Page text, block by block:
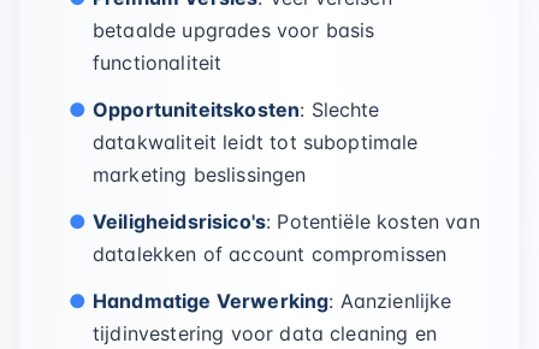
betaalde upgrades voor basis
functionaliteit
Opportuniteitskosten: Slechte
datakwaliteit leidt tot suboptimale
marketing beslissingen
Veiligheidsrisico's: Potentiële kosten van
datalekken of account compromissen
Handmatige Verwerking: Aanzienlijke
tijdinvestering voor data cleaning en